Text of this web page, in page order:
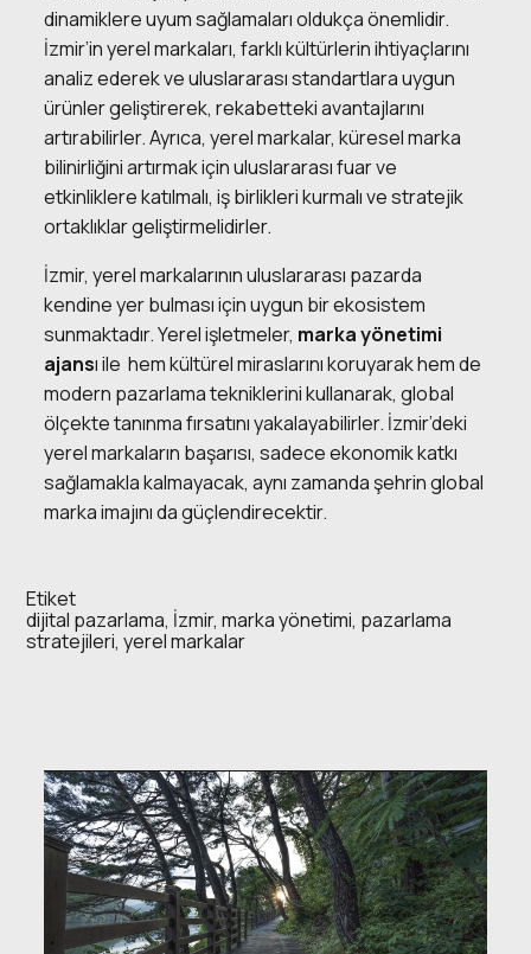
dinamiklere uyum sağlamaları oldukça önemlidir.
İzmir’in yerel markaları, farklı kültürlerin ihtiyaçlarını
analiz ederek ve uluslararası standartlara uygun
ürünler geliştirerek, rekabetteki avantajlarını
artırabilirler. Ayrıca, yerel markalar, küresel marka
bilinirliğini artırmak için uluslararası fuar ve
etkinliklere katılmalı, iş birlikleri kurmalı ve stratejik
ortaklıklar geliştirmelidirler.
İzmir, yerel markalarının uluslararası pazarda
kendine yer bulması için uygun bir ekosistem
sunmaktadır. Yerel işletmeler, marka yönetimi
ajansıile hem kültürel miraslarını koruyarak hem de
modern pazarlama tekniklerini kullanarak, global
ölçekte tanınma fırsatını yakalayabilirler. İzmir’deki
yerel markaların başarısı, sadece ekonomik katkı
sağlamakla kalmayacak, aynı zamanda şehrin global
marka imajını da güçlendirecektir.
Etiket
dijital pazarlama, İzmir,marka yönetimi, pazarlama
stratejileri,yerel markalar